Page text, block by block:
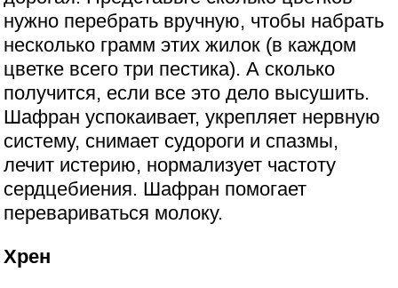
нужно перебрать вручную, чтобы набрать
несколько грамм этих жилок (в каждом
цветке всего три пестика). А сколько
получится, если все это дело высушить.
Шафран успокаивает, укрепляет нервную
систему, снимает судороги и спазмы,
лечит истерию, нормализует частоту
сердцебиения. Шафран помогает
перевариваться молоку.
Хрен